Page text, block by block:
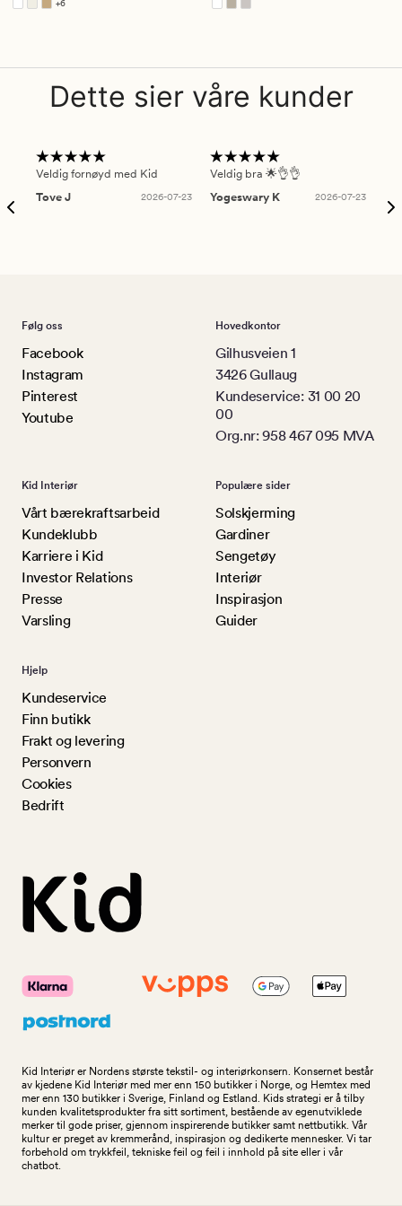
+6
Tilgjengelig i flere farger
Dette sier våre kunder
Veldig fornøyd med Kid
Tove J
2026-07-23
Veldig bra 🌟👌👌
Yogeswary K
2026-07-23
Følg oss
Facebook
Instagram
Pinterest
Youtube
Hovedkontor
Gilhusveien 1
3426 Gullaug
Kundeservice: 31 00 20
00
Org.nr: 958 467 095 MVA
Kid Interiør
Vårt bærekraftsarbeid
Kundeklubb
Karriere i Kid
Investor Relations
Presse
Varsling
Populære sider
Solskjerming
Gardiner
Sengetøy
Interiør
Inspirasjon
Guider
Hjelp
Kundeservice
Finn butikk
Frakt og levering
Personvern
Cookies
Bedrift
Kid Interiør er Nordens største tekstil- og interiørkonsern. Konsernet består
av kjedene Kid Interiør med mer enn 150 butikker i Norge, og Hemtex med
mer enn 130 butikker i Sverige, Finland og Estland. Kids strategi er å tilby
kunden kvalitetsprodukter fra sitt sortiment, bestående av egenutviklede
merker til gode priser, gjennom inspirerende butikker samt nettbutikk. Vår
kultur er preget av kremmerånd, inspirasjon og dedikerte mennesker. Vi tar
forbehold om trykkfeil, tekniske feil og feil i innhold på site eller i vår
chatbot.